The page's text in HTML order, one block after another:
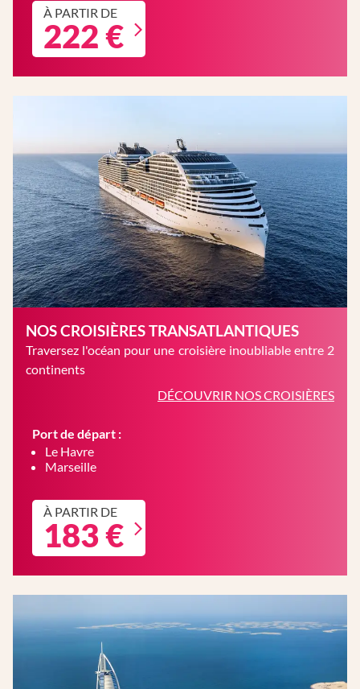
À PARTIR DE
222 €
NOS CROISIÈRES TRANSATLANTIQUES
Traversez l'océan pour une croisière inoubliable entre 2
continents
DÉCOUVRIR NOS CROISIÈRES
Port de départ :
Le Havre
Marseille
À PARTIR DE
183 €